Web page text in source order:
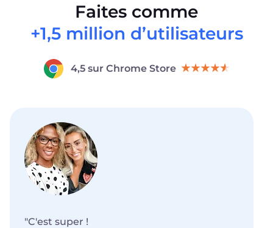
Faites comme
+1,5 million d’utilisateurs
4,5 sur Chrome Store
"C'est super !